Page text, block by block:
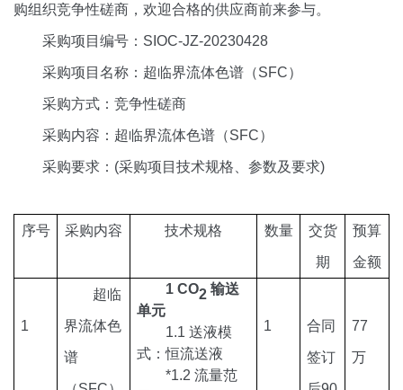
购组织竞争性磋商，欢迎合格的供应商前来参与。
采购项目编号： SIOC-JZ-20230428
采购项目名称：超临界流体色谱（SFC）
采购方式：竞争性磋商
采购内容：超临界流体色谱（SFC）
采购要求： (采购项目技术规格、参数及要求)
序号 采购内容 技术规格 数量 交货
期
预算
金额
1
超临
界流体色
谱
1 CO2 输送
单元
1.1 送液模
式：恒流送液
*1.2 流量范
1 合同
签订
77
万